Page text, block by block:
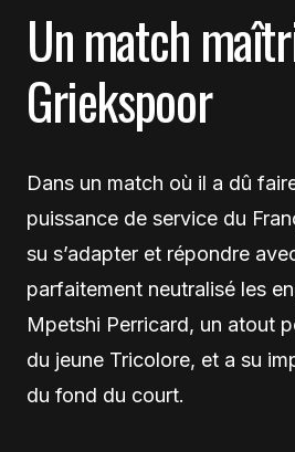
Un match
Griekspoor
Dans un match où il a dû
puissance de service du
su s’adapter et répondre
parfaitement neutralisé les
Mpetshi Perricard, un atout
du jeune Tricolore, et a su
du fond du court.